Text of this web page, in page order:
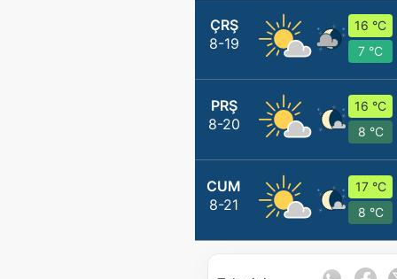
ÇRŞ
8-19
16 °C
7 °C
PRŞ
8-20
16 °C
8 °C
CUM
8-21
17 °C
8 °C